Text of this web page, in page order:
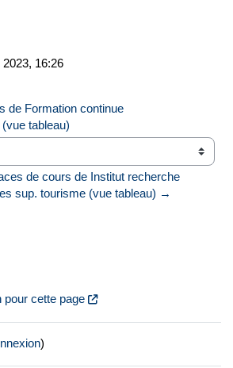
2023, 16:26
de Formation continue
tableau)
de cours de Institut recherche
sup. tourisme (vue tableau) →
pour cette page
)